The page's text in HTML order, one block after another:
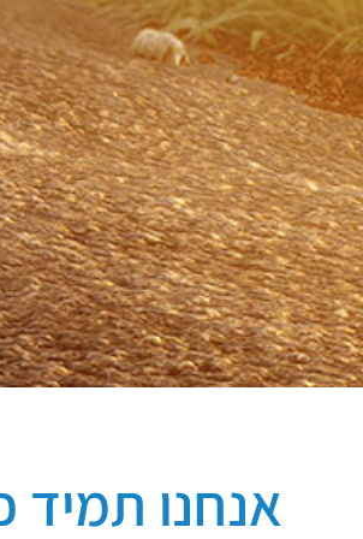
אנחנו תמיד